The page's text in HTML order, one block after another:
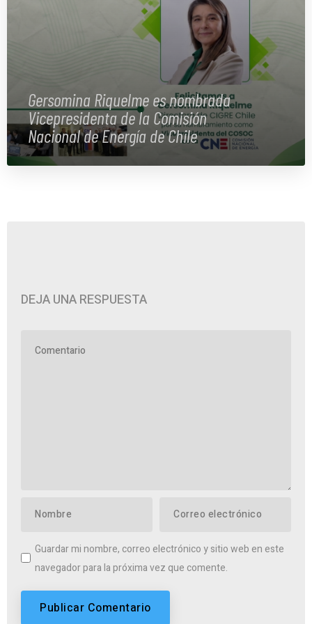
Gersomina Riquelme es nombrada
Vicepresidenta de la Comisión
Nacional de Energía de Chile
DEJA UNA RESPUESTA
Guardar mi nombre, correo electrónico y sitio web en este
navegador para la próxima vez que comente.